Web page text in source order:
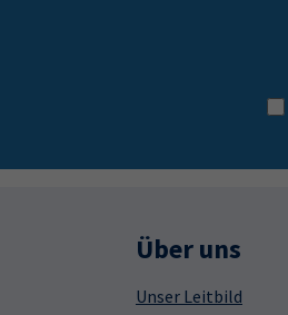
Über uns
Unser Leitbild